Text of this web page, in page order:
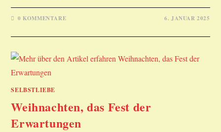
0 KOMMENTARE 6. JANUAR 2025
SELBSTLIEBE
Weihnachten, das Fest der
Erwartungen